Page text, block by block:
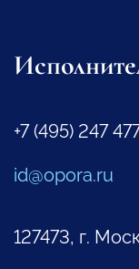
+7 (495) 247
id@opora.ru
127473, г.